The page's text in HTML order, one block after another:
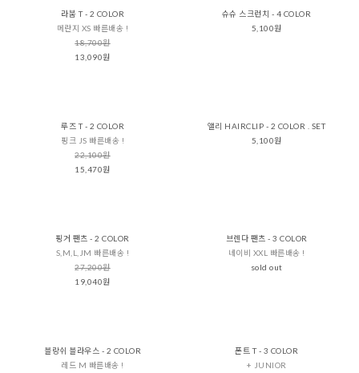
라붐 T - 2 COLOR
메란지 XS 빠른배송 !
18,700원
13,090원
슈슈 스크런치 - 4 COLOR
5,100원
루즈 T - 2 COLOR
핑크 JS 빠른배송 !
22,100원
15,470원
앨리 HAIRCLIP - 2 COLOR . SET
5,100원
핑거 팬츠 - 2 COLOR
S,M,L,JM 빠른배송 !
27,200원
19,040원
브렌다 팬츠 - 3 COLOR
네이비 XXL 빠른배송 !
sold out
블랑쉬 블라우스 - 2 COLOR
레드 M 빠른배송 !
폰트 T - 3 COLOR
+ JUNIOR